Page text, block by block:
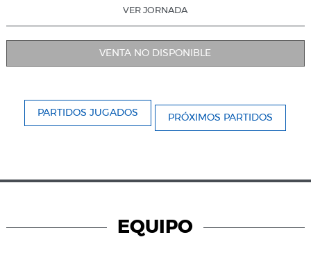
VER JORNADA
VENTA NO DISPONIBLE
PARTIDOS JUGADOS
PRÓXIMOS PARTIDOS
EQUIPO